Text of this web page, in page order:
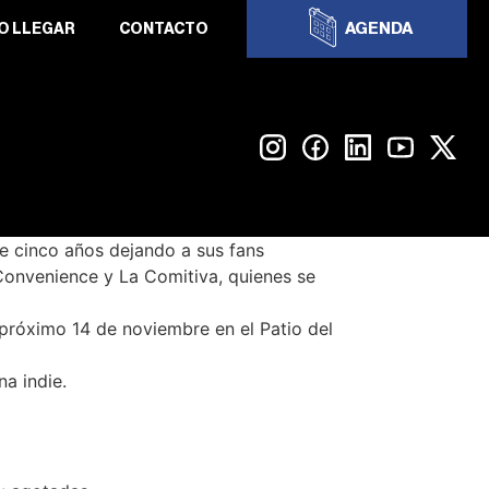
LLEGAR CONTACTO AGENDA
cinco años dejando a sus fans
y La Comitiva, quienes se
14 de noviembre en el Patio del
indie.